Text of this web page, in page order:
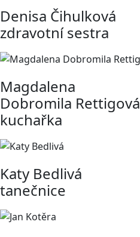
Denisa Čihulková
zdravotní sestra
Magdalena
Dobromila Rettigová
kuchařka
Katy Bedlivá
tanečnice